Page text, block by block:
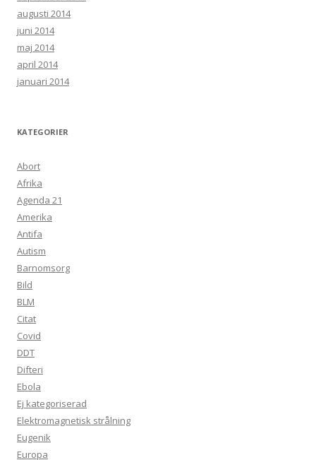
augusti 2014
juni 2014
maj 2014
april 2014
januari 2014
KATEGORIER
Abort
Afrika
Agenda 21
Amerika
Antifa
Autism
Barnomsorg
Bild
BLM
Citat
Covid
DDT
Difteri
Ebola
Ej kategoriserad
Elektromagnetisk strålning
Eugenik
Europa